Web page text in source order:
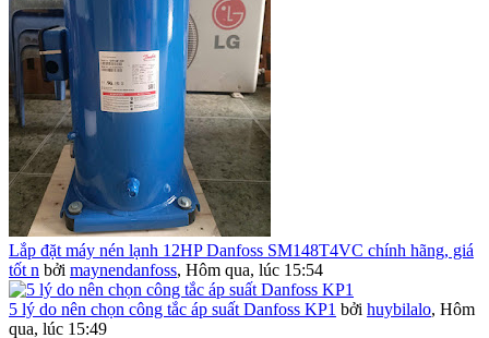
Lắp đặt máy nén lạnh 12HP Danfoss SM148T4VC chính hãng, giá
tốt n bởi maynendanfoss, Hôm qua, lúc 15:54
5 lý do nên chọn công tắc áp suất Danfoss KP1 bởi huybilalo, Hôm
qua, lúc 15:49